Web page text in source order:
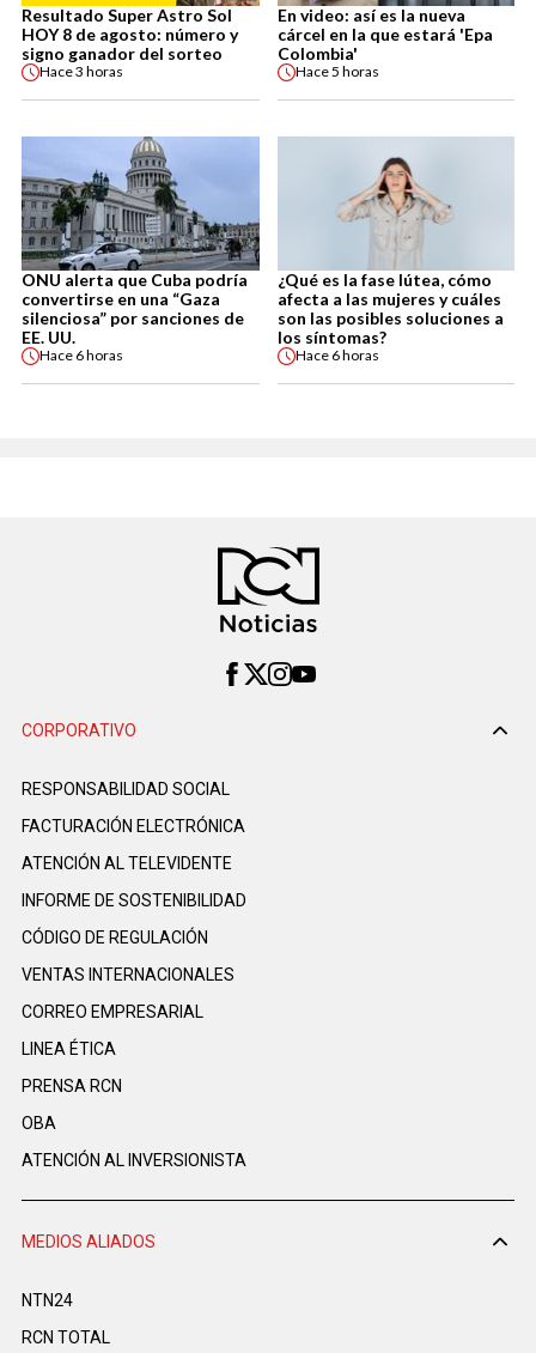
Resultado Super Astro Sol
HOY 8 de agosto: número y
signo ganador del sorteo
Hace3 horas
En video: así es la nueva
cárcel en la que estará 'Epa
Colombia'
Hace5 horas
ONU alerta que Cuba podría
convertirse en una “Gaza
silenciosa” por sanciones de
EE. UU.
Hace 6 horas
¿Qué es la fase lútea, cómo
afecta a las mujeres y cuáles
son las posibles soluciones a
los síntomas?
Hace 6 horas
CORPORATIVO
RESPONSABILIDAD SOCIAL
FACTURACIÓN ELECTRÓNICA
ATENCIÓN AL TELEVIDENTE
INFORME DE SOSTENIBILIDAD
CÓDIGO DE REGULACIÓN
VENTAS INTERNACIONALES
CORREO EMPRESARIAL
LINEA ÉTICA
PRENSA RCN
OBA
ATENCIÓN AL INVERSIONISTA
MEDIOS ALIADOS
NTN24
RCN TOTAL